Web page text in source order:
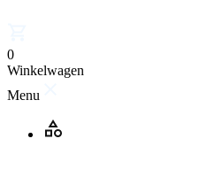
0
Winkelwagen
Menu